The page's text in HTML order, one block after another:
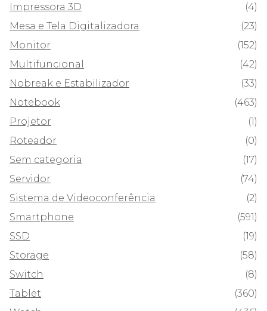
Impressora 3D
(4)
Mesa e Tela Digitalizadora
(23)
Monitor
(152)
Multifuncional
(42)
Nobreak e Estabilizador
(33)
Notebook
(463)
Projetor
(1)
Roteador
(0)
Sem categoria
(17)
Servidor
(74)
Sistema de Videoconferência
(2)
Smartphone
(591)
SSD
(19)
Storage
(58)
Switch
(8)
Tablet
(360)